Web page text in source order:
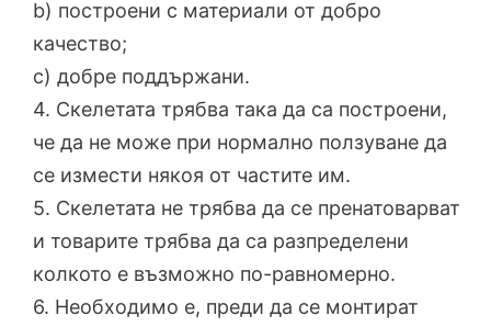
b) построени с материали от добро
качество;
c) добре поддържани.
4. Скелетата трябва така да са построени,
че да не може при нормално ползуване да
се измести някоя от частите им.
5. Скелетата не трябва да се пренатоварват
и товарите трябва да са разпределени
колкото е възможно по-равномерно.
6. Необходимо е, преди да се монтират